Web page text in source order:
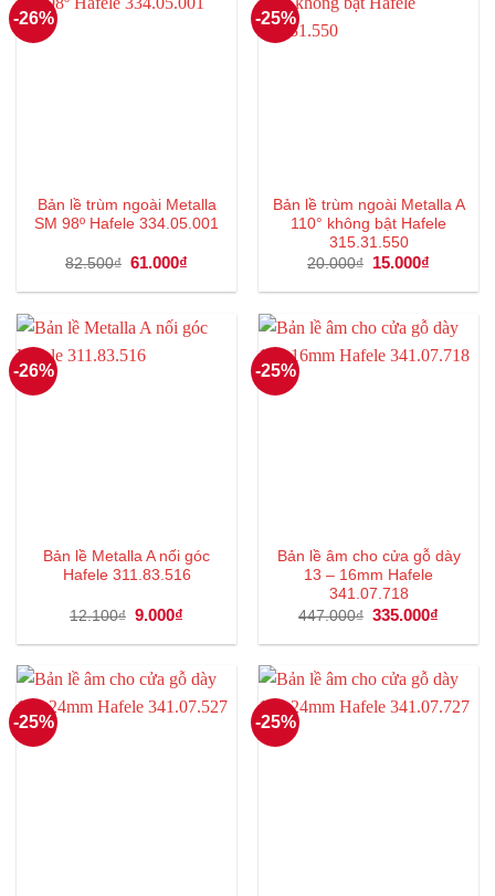
-26%
Bản lề trùm ngoài Metalla
SM 98º Hafele 334.05.001
82.500₫ Giá
là:
61.000₫
tại
61.000₫.
-25%
Bản lề trùm ngoài Metalla A
110° không bật Hafele
315.31.550
20.000₫
Giá
là:
15.000₫
tại
15.000₫.
-26%
Bản lề Metalla A nối góc
Hafele 311.83.516
12.100₫ Giá
là:
9.000₫
tại
9.000₫.
-25%
Bản lề âm cho cửa gỗ dày
13 – 16mm Hafele
341.07.718
447.000₫ Giá
là:
335.000₫
tại
-25% -25%